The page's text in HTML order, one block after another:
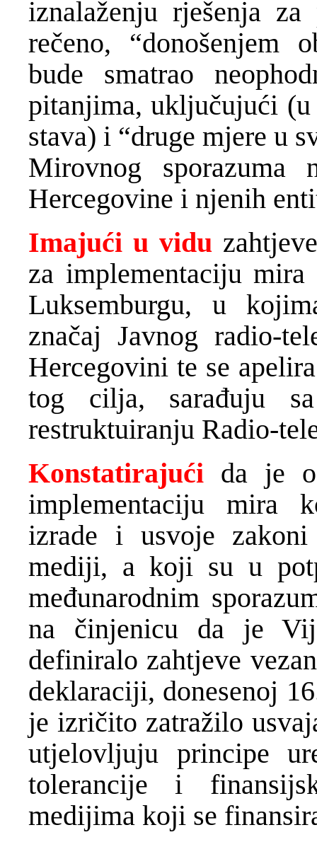
iznalaženju rješenja
rečeno, “donošenjem
bude smatrao
pitanjima, uključujući (u
stava) i “druge mjere u
Mirovnog
Hercegovine i njenih
Imajući u vidu
za implementaciju
Luksemburgu, u
značaj Javnog radio-
Hercegovini te se
tog cilja, sarađuju
restruktuiranju Radio-
Konstatirajući da je
implementaciju mira
izrade i usvoje
mediji, a koji su u
međunarodnim
na činjenicu da je
definiralo zahtjeve
deklaraciji, donesenoj
je izričito zatražilo
utjelovljuju principe
tolerancije i
medijima koji se